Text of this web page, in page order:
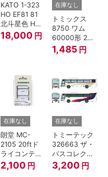
KATO 1-323
HO EF81 81
北斗星色 HO
ゲージ
18,000 円
在庫なし
トミックス
8750 ワム
60000形 2両
セット Nゲー
ジ
1,485 円
在庫なし
朗堂 MC-
2105 20ftド
ライコンテナ
タイプ
TRANCY
2,100 円
在庫なし
トミーテック
326663 ザ・
バスコレクシ
ョン 西日本鉄
道・九州産交
3,200 円